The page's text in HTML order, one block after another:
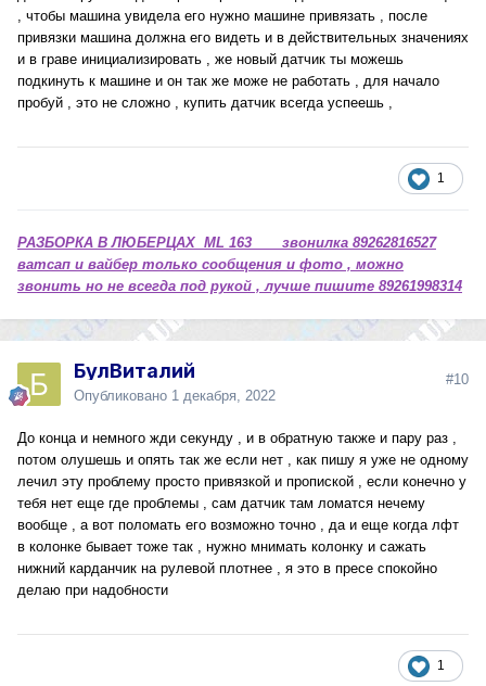
, чтобы машина увидела его нужно машине привязать , после
привязки машина должна его видеть и в действительных значениях
и в граве инициализировать , же новый датчик ты можешь
подкинуть к машине и он так же може не работать , для начало
пробуй , это не сложно , купить датчик всегда успеешь ,
1
РАЗБОРКА В ЛЮБЕРЦАХ ML 163 звонилка 89262816527
ватсап и вайбер только сообщения и фото , можно
звонить но не всегда под рукой , лучше пишите 89261998314
БулВиталий
Опубликовано 1 декабря, 2022
#10
До конца и немного жди секунду , и в обратную также и пару раз ,
потом олушешь и опять так же если нет , как пишу я уже не одному
лечил эту проблему просто привязкой и пропиской , если конечно у
тебя нет еще где проблемы , сам датчик там ломатся нечему
вообще , а вот поломать его возможно точно , да и еще когда лфт
в колонке бывает тоже так , нужно мнимать колонку и сажать
нижний карданчик на рулевой плотнее , я это в пресе спокойно
делаю при надобности
1